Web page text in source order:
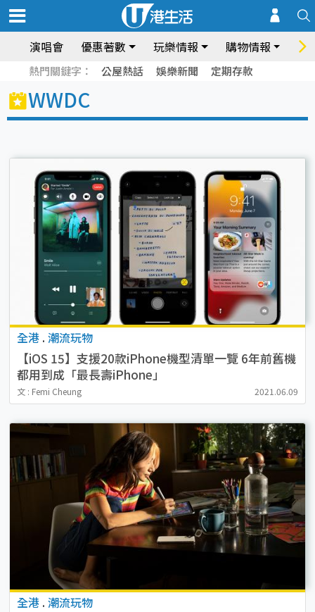
演唱會 優惠著數 玩樂情報 購物情報 飲
熱門關鍵字： 公屋熱話 娛樂新聞 定期存款
WWDC
全港 . 潮流玩物
【iOS 15】支援20款iPhone機型清單一覽 6年前舊機
都用到成「最長壽iPhone」
文 : Femi Cheung 2021.06.09
全港 . 潮流玩物